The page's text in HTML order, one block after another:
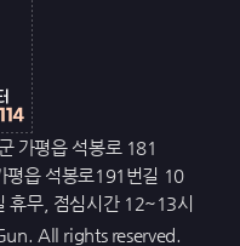
가평읍 석봉로 181
평읍 석봉로191번길 10
휴무, 점심시간 12~13시
All rights reserved.